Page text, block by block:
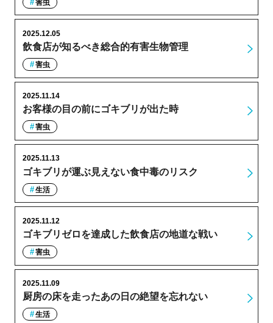
害虫
飲食店が知るべき総合的有害生物管理
2025.12.05
害虫
お客様の目の前にゴキブリが出た時
2025.11.14
害虫
ゴキブリが運ぶ見えない食中毒のリスク
2025.11.13
生活
ゴキブリゼロを達成した飲食店の地道な戦い
2025.11.12
害虫
厨房の床を走ったあの日の絶望を忘れない
2025.11.09
生活